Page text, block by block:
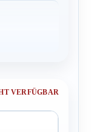
VERFÜGBAR